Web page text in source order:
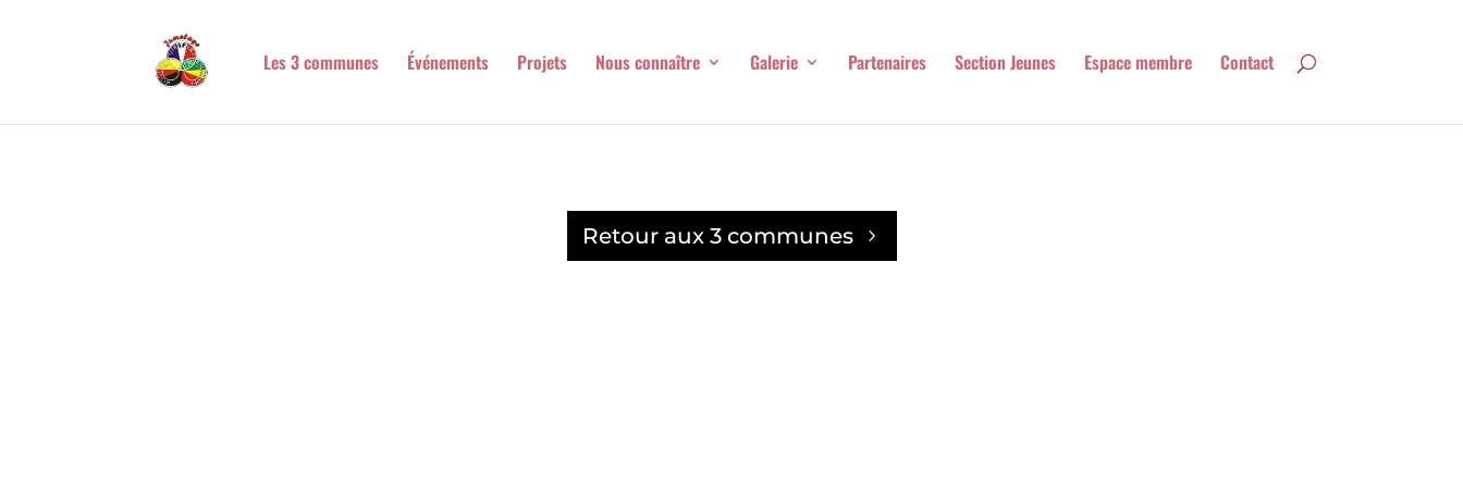
Les 3 communes Événements Projets Nous connaître Galerie Partenaires Section Jeunes Espace membre Contact
Retour aux 3 communes